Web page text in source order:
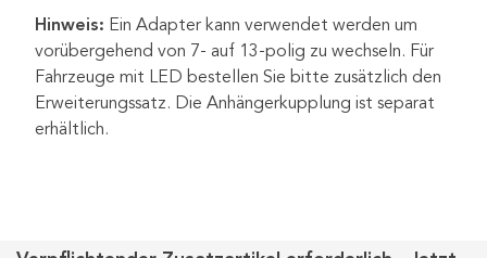
Hinweis: Ein Adapter kann verwendet werden um
vorübergehend von 7- auf 13-polig zu wechseln. Für
Fahrzeuge mit LED bestellen Sie bitte zusätzlich den
Erweiterungssatz. Die Anhängerkupplung ist separat
erhältlich.